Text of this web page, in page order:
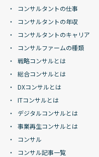
コンサルタントの仕事
コンサルタントの年収
コンサルタントのキャリア
コンサルファームの種類
戦略コンサルとは
総合コンサルとは
DXコンサルとは
ITコンサルとは
デジタルコンサルとは
事業再生コンサルとは
コンサル
コンサル記事一覧